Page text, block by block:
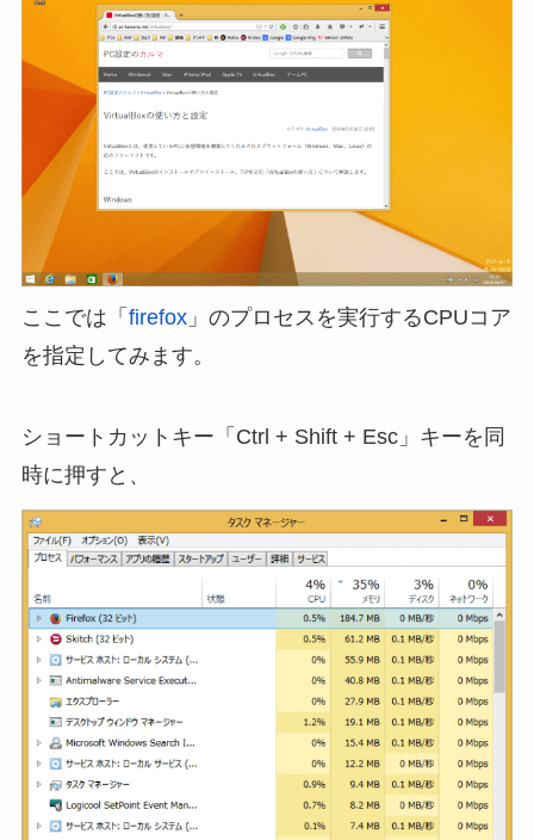
ここでは「 firefox」のプロセスを実行するCPUコア
を指定してみます。
ショートカットキー「Ctrl + Shift + Esc」キーを同
時に押すと、